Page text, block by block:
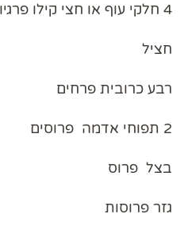
4 חלקי עוף או חצי קילו פרגיות חתוכות
חציל
רבע כרובית פרחים
2 תפוחי אדמה פרוסים
בצל פרוס
גזר פרוסות